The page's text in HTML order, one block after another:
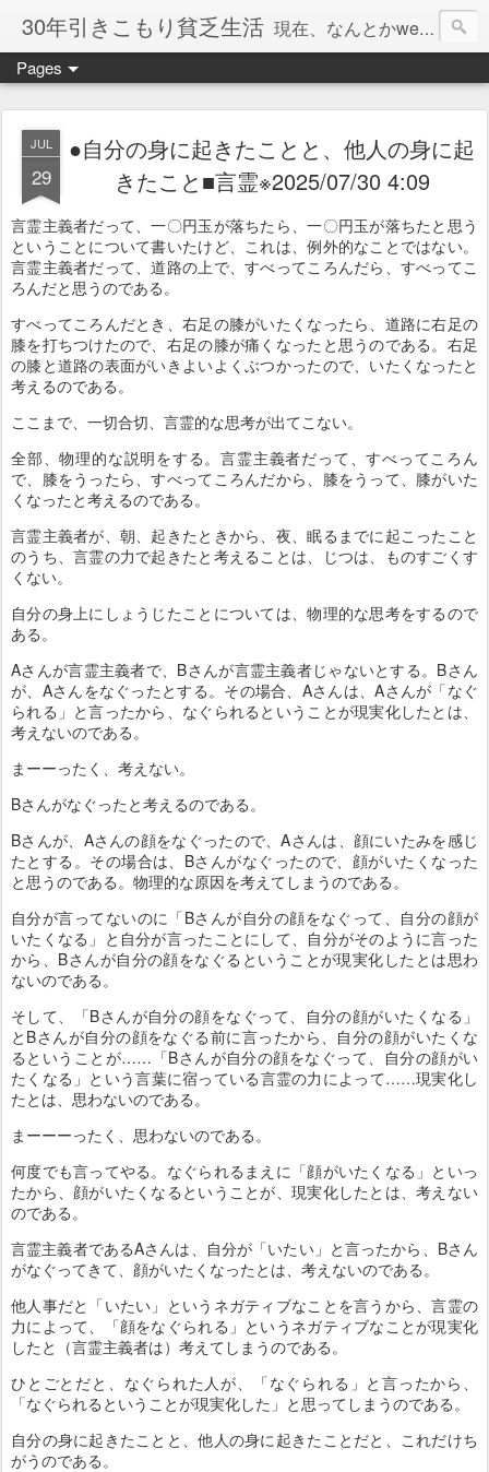
30年引きこもり貧乏生活 現在、なんとかweb系の仕事で食べています。このブログで扱う問題は「この世とはなにか」「人生とはなにか」「人間とはなにか」「強迫神経症の原因と解決法」「うつ病の原因と寄り添う方法」「家族の問題」などについてです。
Pages
JUL
29
●自分の身に起きたことと、他人の身に起
きたこと■言霊※2025/07/30 4:09
言霊主義者だって、一〇円玉が落ちたら、一〇円玉が落ちたと思う
ということについて書いたけど、これは、例外的なことではない。
言霊主義者だって、道路の上で、すべってころんだら、すべってこ
ろんだと思うのである。
すべってころんだとき、右足の膝がいたくなったら、道路に右足の
膝を打ちつけたので、右足の膝が痛くなったと思うのである。右足
の膝と道路の表面がいきよいよくぶつかったので、いたくなったと
考えるのである。
ここまで、一切合切、言霊的な思考が出てこない。
全部、物理的な説明をする。言霊主義者だって、すべってころん
で、膝をうったら、すべってころんだから、膝をうって、膝がいた
くなったと考えるのである。
言霊主義者が、朝、起きたときから、夜、眠るまでに起こったこと
のうち、言霊の力で起きたと考えることは、じつは、ものすごくす
くない。
自分の身上にしょうじたことについては、物理的な思考をするので
ある。
Aさんが言霊主義者で、Bさんが言霊主義者じゃないとする。Bさん
が、Aさんをなぐったとする。その場合、Aさんは、Aさんが「なぐ
られる」と言ったから、なぐられるということが現実化したとは、
考えないのである。
まーーったく、考えない。
Bさんがなぐったと考えるのである。
Bさんが、Aさんの顔をなぐったので、Aさんは、顔にいたみを感じ
たとする。その場合は、Bさんがなぐったので、顔がいたくなった
と思うのである。物理的な原因を考えてしまうのである。
自分が言ってないのに「Bさんが自分の顔をなぐって、自分の顔が
いたくなる」と自分が言ったことにして、自分がそのように言った
から、Bさんが自分の顔をなぐるということが現実化したとは思わ
ないのである。
そして、「Bさんが自分の顔をなぐって、自分の顔がいたくなる」
とBさんが自分の顔をなぐる前に言ったから、自分の顔がいたくな
るということが……「Bさんが自分の顔をなぐって、自分の顔がい
たくなる」という言葉に宿っている言霊の力によって……現実化し
たとは、思わないのである。
まーーーったく、思わないのである。
何度でも言ってやる。なぐられるまえに「顔がいたくなる」といっ
たから、顔がいたくなるということが、現実化したとは、考えない
のである。
言霊主義者であるAさんは、自分が「いたい」と言ったから、Bさん
がなぐってきて、顔がいたくなったとは、考えないのである。
他人事だと「いたい」というネガティブなことを言うから、言霊の
力によって、「顔をなぐられる」というネガティブなことが現実化
したと（言霊主義者は）考えてしまうのである。
ひとごとだと、なぐられた人が、「なぐられる」と言ったから、
「なぐられるということが現実化した」と思ってしまうのである。
自分の身に起きたことと、他人の身に起きたことだと、これだけち
がうのである。